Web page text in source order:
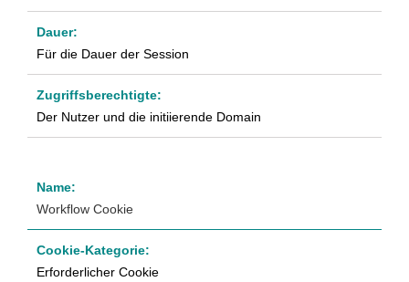
Für die Dauer der Session
Der Nutzer und die initiierende Domain
Workflow Cookie
Erforderlicher Cookie